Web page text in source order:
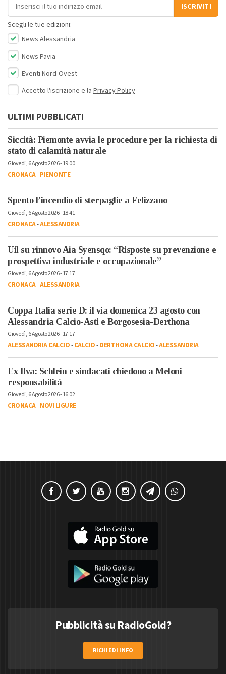
ISCRIVITI
Scegli le tue edizioni:
News Alessandria
News Pavia
Eventi Nord-Ovest
Accetto l'iscrizione e la Privacy Policy
ULTIMI PUBBLICATI
Siccità: Piemonte avvia le procedure per la richiesta di
stato di calamità naturale
Giovedì, 6 Agosto 2026 - 19:00
CRONACA-PIEMONTE
Spento l’incendio di sterpaglie a Felizzano
Giovedì, 6 Agosto 2026 - 18:41
CRONACA-ALESSANDRIA
Uil su rinnovo Aia Syensqo: “Risposte su prevenzione e
prospettiva industriale e occupazionale”
Giovedì, 6 Agosto 2026 - 17:17
CRONACA-ALESSANDRIA
Coppa Italia serie D: il via domenica 23 agosto con
Alessandria Calcio-Asti e Borgosesia-Derthona
Giovedì, 6 Agosto 2026 - 17:17
ALESSANDRIA CALCIO-CALCIO-DERTHONA CALCIO-ALESSANDRIA
Ex Ilva: Schlein e sindacati chiedono a Meloni
responsabilità
Giovedì, 6 Agosto 2026 - 16:02
CRONACA-NOVI LIGURE
Pubblicità su RadioGold?
RICHIEDI INFO